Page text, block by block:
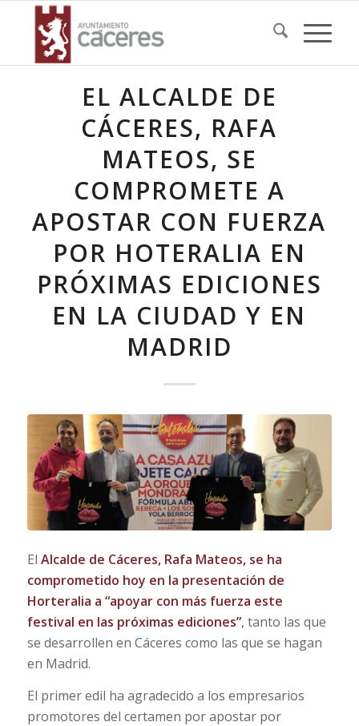
EL ALCALDE DE
CÁCERES, RAFA
MATEOS, SE
COMPROMETE A
APOSTAR CON FUERZA
POR HOTERALIA EN
PRÓXIMAS EDICIONES
EN LA CIUDAD Y EN
MADRID
El Alcalde de Cáceres, Rafa Mateos, se ha
comprometido hoy en la presentación de
Horteralia a “apoyar con más fuerza este
festival en las próximas ediciones”, tanto las que
se desarrollen en Cáceres como las que se hagan
en Madrid.
El primer edil ha agradecido a los empresarios
promotores del certamen por apostar por